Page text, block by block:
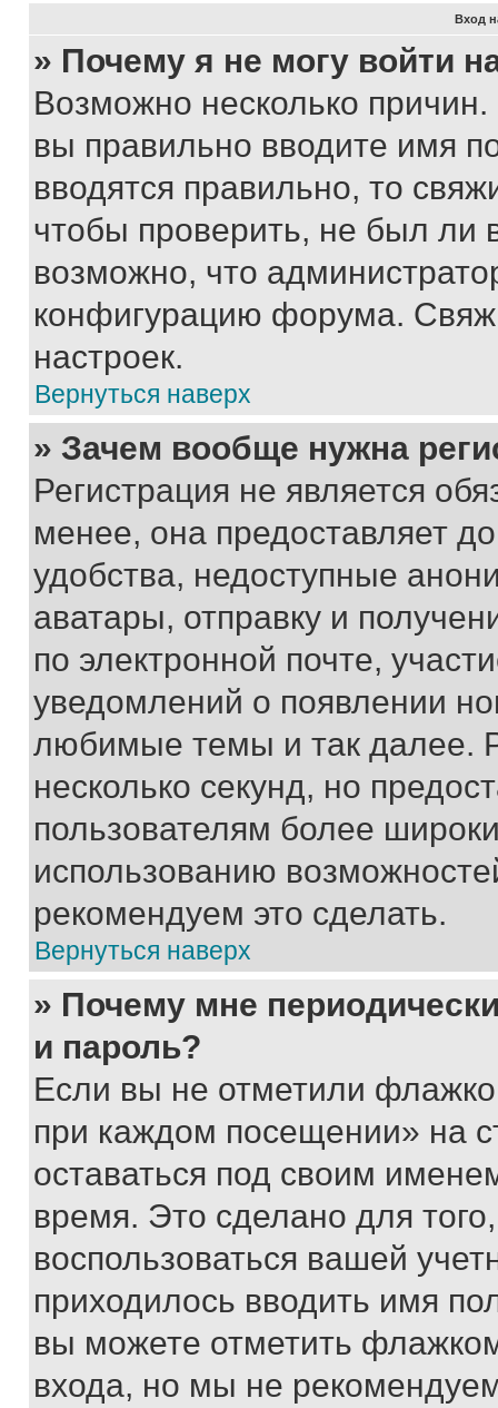
Вход
» Почему я не могу войти
Возможно несколько
вы правильно вводите имя
вводятся правильно, то
чтобы проверить, не был ли
возможно, что
конфигурацию форума.
настроек.
Вернуться наверх
» Зачем вообще нужна
Регистрация не является
менее, она предоставляет
удобства, недоступные
аватары, отправку и
по электронной почте,
уведомлений о появлении
любимые темы и так далее.
несколько секунд, но
пользователям более
использованию
рекомендуем это сделать.
Вернуться наверх
» Почему мне
и пароль?
Если вы не отметили
при каждом посещении» на
оставаться под своим
время. Это сделано для
воспользоваться вашей
приходилось вводить имя
вы можете отметить
входа, но мы не